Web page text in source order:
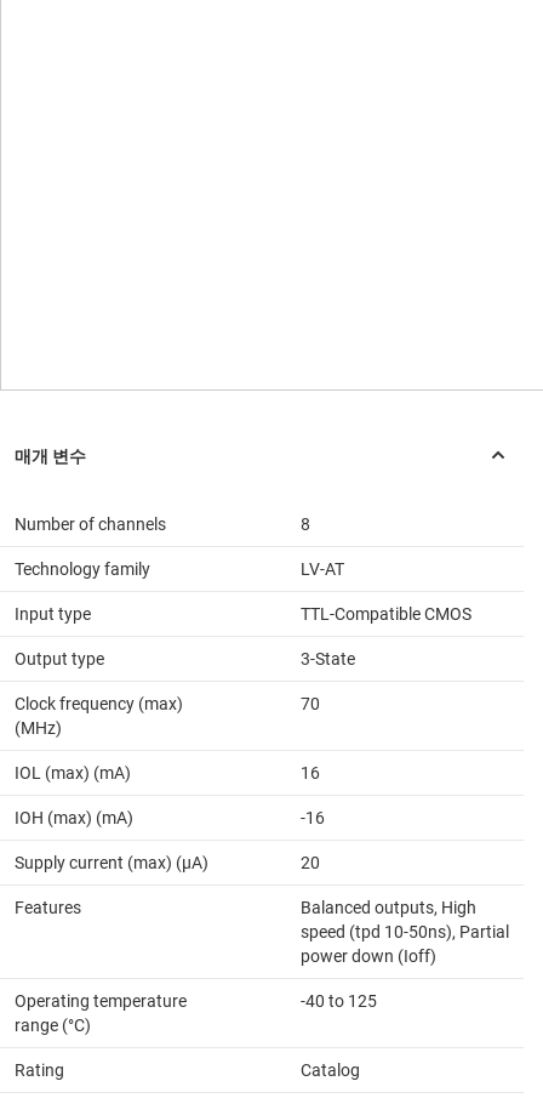
Number of channels 8
Technology family LV-AT
Input type TTL-Compatible CMOS
Output type 3-State
Clock frequency (max)
(MHz)
70
IOL (max) (mA) 16
IOH (max) (mA) -16
Supply current (max) (µA) 20
Features
Balanced outputs, High
speed (tpd 10-50ns), Partial
power down (Ioff)
Operating temperature
range (°C)
-40 to 125
Rating Catalog